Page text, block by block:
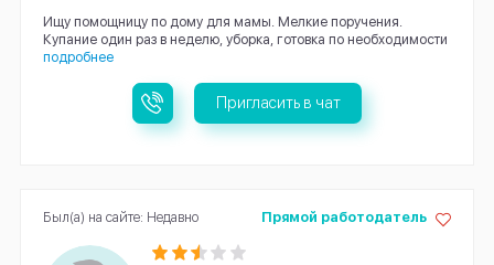
Ищу помощницу по дому для мамы. Мелкие поручения.
Купание один раз в неделю, уборка, готовка по необходимости
подробнее
Пригласить в чат
Прямой работодатель
Был(а) на сайте: Недавно